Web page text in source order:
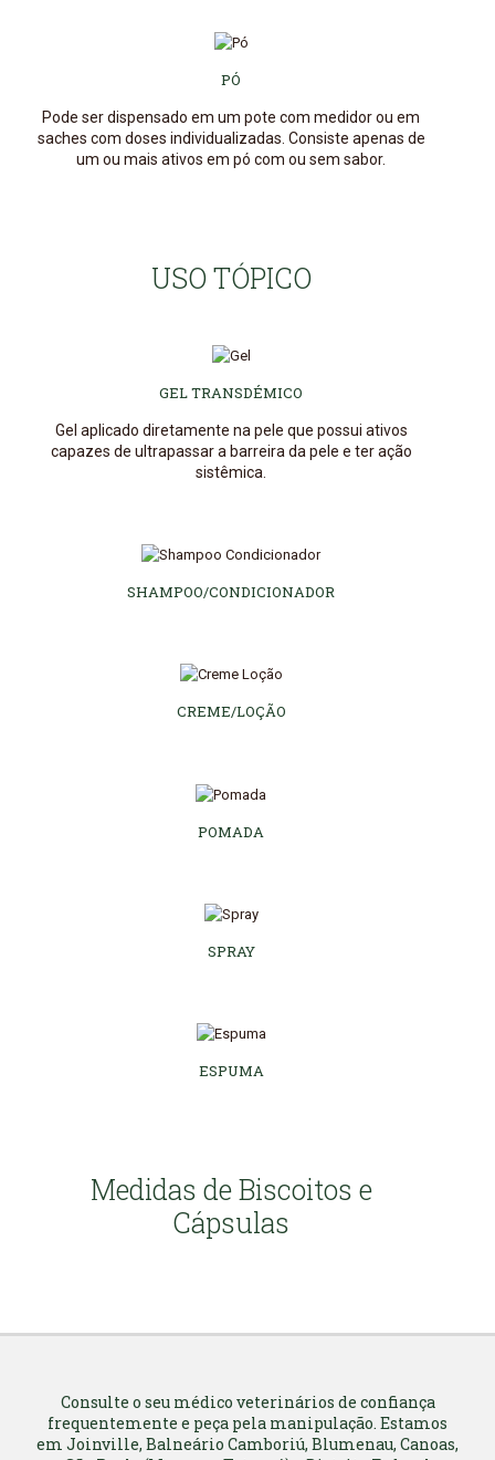
PÓ
Pode ser dispensado em um pote com medidor ou em
saches com doses individualizadas. Consiste apenas de
um ou mais ativos em pó com ou sem sabor.
USO TÓPICO
GEL TRANSDÉMICO
Gel aplicado diretamente na pele que possui ativos
capazes de ultrapassar a barreira da pele e ter ação
sistêmica.
SHAMPOO/CONDICIONADOR
CREME/LOÇÃO
POMADA
SPRAY
ESPUMA
Medidas de Biscoitos e
Cápsulas
Consulte o seu médico veterinários de confiança
frequentemente e peça pela manipulação. Estamos
em Joinville, Balneário Camboriú, Blumenau, Canoas,